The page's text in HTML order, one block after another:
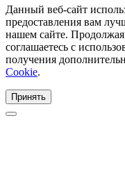
Данный веб-сайт
предоставления вам
нашем сайте.
соглашаетесь с
получения
Cookie.
Принять